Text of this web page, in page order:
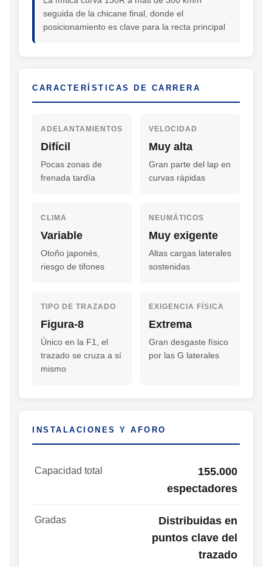
seguida de la chicane final, donde el
posicionamiento es clave para la recta principal
CARACTERÍSTICAS DE CARRERA
ADELANTAMIENTOS
Difícil
Pocas zonas de
frenada tardía
VELOCIDAD
Muy alta
Gran parte del lap en
curvas rápidas
CLIMA
Variable
Otoño japonés,
riesgo de tifones
NEUMÁTICOS
Muy exigente
Altas cargas laterales
sostenidas
TIPO DE TRAZADO
Figura-8
Único en la F1, el
trazado se cruza a sí
mismo
EXIGENCIA FÍSICA
Extrema
Gran desgaste físico
por las G laterales
INSTALACIONES Y AFORO
Capacidad total
155.000
espectadores
Gradas
Distribuidas en
puntos clave del
trazado